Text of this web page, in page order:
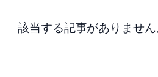
該当する記事がありません